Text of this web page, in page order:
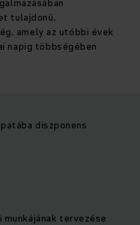
tulajdonú,
amely az utóbbi évek
napig többségében
diszponens
tervezése